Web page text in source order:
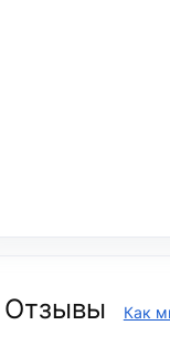
Отзывы Как